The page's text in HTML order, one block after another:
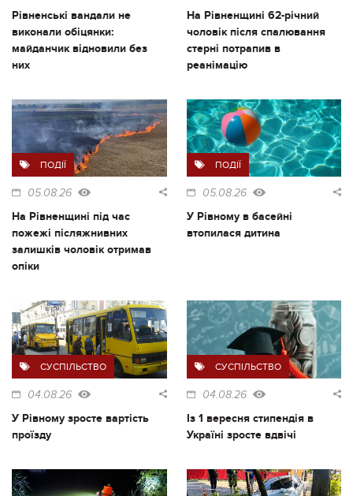
Рівненські вандали не
виконали обіцянки:
майданчик відновили без
них
На Рівненщині 62-річний
чоловік після спалювання
стерні потрапив в
реанімацію
ПОДІЇ
05.08.26
На Рівненщині під час
пожежі післяжнивних
залишків чоловік отримав
опіки
ПОДІЇ
05.08.26
У Рівному в басейні
втопилася дитина
СУСПІЛЬСТВО
04.08.26
У Рівному зросте вартість
проїзду
СУСПІЛЬСТВО
04.08.26
Із 1 вересня стипендія в
Україні зросте вдвічі